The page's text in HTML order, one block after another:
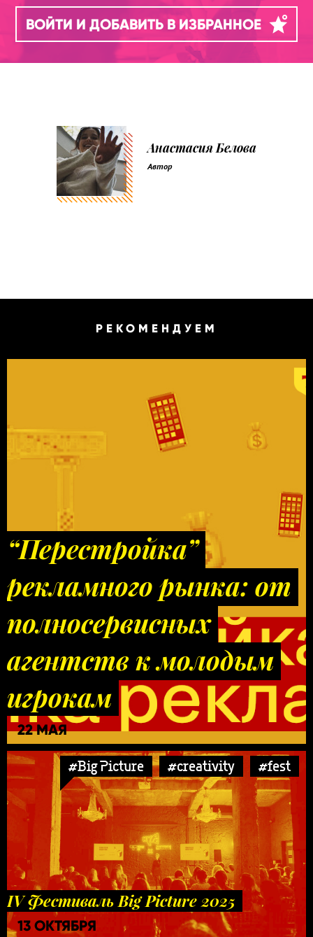
ВОЙТИ И ДОБАВИТЬ В ИЗБРАННОЕ
Анастасия Белова
Автор
РЕКОМЕНДУЕМ
“Перестройка”
рекламного рынка: от
полносервисных
агентств к молодым
игрокам
22 МАЯ
#Big Picture #creativity #fest
IV Фестиваль Big Picture 2025
13 ОКТЯБРЯ